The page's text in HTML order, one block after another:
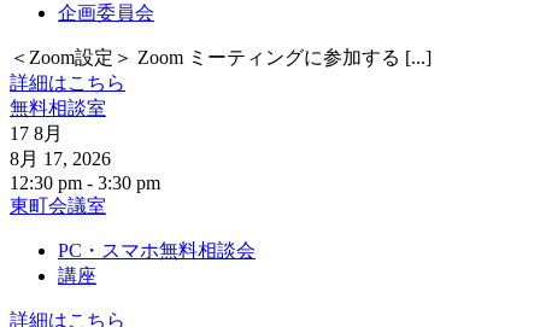
企画委員会
＜Zoom設定＞ Zoom ミーティングに参加する [...]
詳細はこちら
無料相談室
17 8月
8月 17, 2026
12:30 pm - 3:30 pm
東町会議室
PC・スマホ無料相談会
講座
詳細はこちら